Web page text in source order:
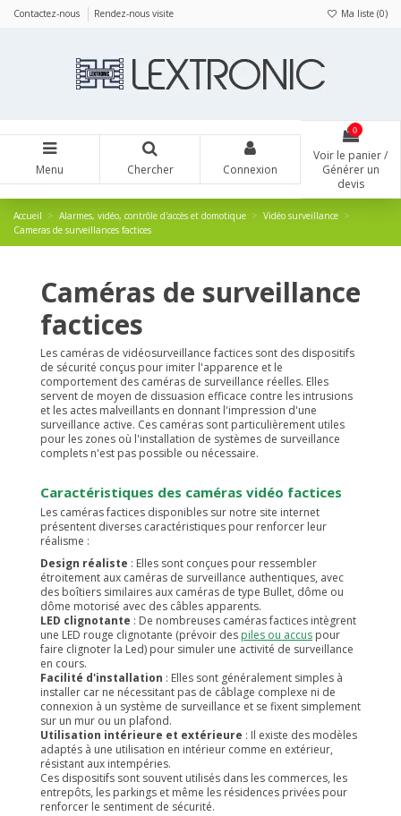
Contactez-nous Rendez-nous visite Ma liste (0)
Menu Chercher Connexion
0
Voir le panier /
Générer un
devis
Accueil Alarmes, vidéo, contrôle d'accès et domotique
Vidéo surveillance
Cameras de surveillances factices
Caméras de surveillance
factices
Les caméras de vidéosurveillance factices sont des dispositifs
de sécurité conçus pour imiter l'apparence et le
comportement des caméras de surveillance réelles. Elles
servent de moyen de dissuasion efficace contre les intrusions
et les actes malveillants en donnant l'impression d'une
surveillance active. Ces caméras sont particulièrement utiles
pour les zones où l'installation de systèmes de surveillance
complets n'est pas possible ou nécessaire.
Caractéristiques des caméras vidéo factices
Les caméras factices disponibles sur notre site internet
présentent diverses caractéristiques pour renforcer leur
réalisme :
Design réaliste : Elles sont conçues pour ressembler
étroitement aux caméras de surveillance authentiques, avec
des boîtiers similaires aux caméras de type Bullet, dôme ou
dôme motorisé avec des câbles apparents.
LED clignotante : De nombreuses caméras factices intègrent
une LED rouge clignotante (prévoir des piles ou accus pour
faire clignoter la Led) pour simuler une activité de surveillance
en cours.
Facilité d'installation : Elles sont généralement simples à
installer car ne nécessitant pas de câblage complexe ni de
connexion à un système de surveillance et se fixent simplement
sur un mur ou un plafond.
Utilisation intérieure et extérieure : Il existe des modèles
adaptés à une utilisation en intérieur comme en extérieur,
résistant aux intempéries.
Ces dispositifs sont souvent utilisés dans les commerces, les
entrepôts, les parkings et même les résidences privées pour
renforcer le sentiment de sécurité.
Panneau de gestion des cookies